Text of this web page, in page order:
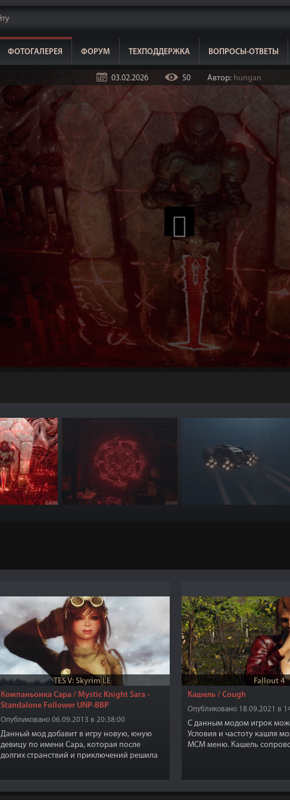
ФОТОГАЛЕРЕЯ ФОРУМ ТЕХПОДДЕРЖКА ВОПРОСЫ-ОТВЕТЫ
03.02.2026 50 Автор: hungan
TES V: Skyrim LE
Компаньонка Сара / Mystic Knight Sara -
Standalone Follower UNP-BBP
Опубликовано 06.09.2013 в 20:38:00
Данный мод добавит в игру новую, юную
девицу по имени Сара, которая после
долгих странствий и приключений решила
Fallout 4
Кашель / Cough
Опубликовано 18.09.2021 в
С данным модом игрок
Условия и частоту кашля
MCM меню. Кашель